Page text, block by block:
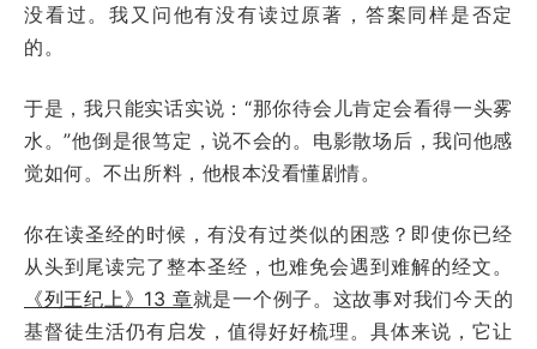
没看过。我又问他有没有读过原著，答案同样是否定
的。
于是，我只能实话实说：“那你待会儿肯定会看得一头雾
水。”他倒是很笃定，说不会的。电影散场后，我问他感
觉如何。不出所料，他根本没看懂剧情。
你在读圣经的时候，有没有过类似的困惑？即使你已经
从头到尾读完了整本圣经，也难免会遇到难解的经文。
《列王纪上》13 章就是一个例子。这故事对我们今天的
基督徒生活仍有启发，值得好好梳理。具体来说，它让